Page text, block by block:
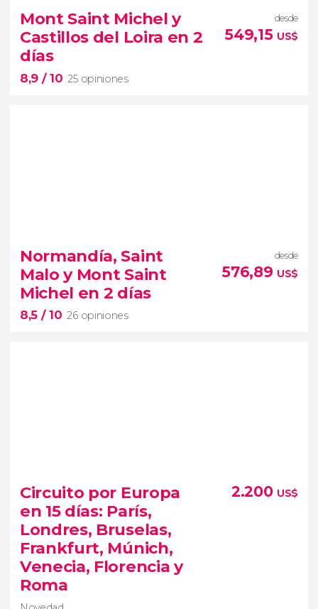
Monte Saint-Michel
Segunda Guerra Mundial
tour por Normandía y el valle del
Loira
Mont Saint Michel y
Castillos del Loira en 2
días
8,9 / 10 25 opiniones
desde
549,15 US$
la Edad Media y el Renacimiento
excursión
de 2 días
desde París
visitaremos el Mont Sant Michel y los Castillos del
Loira
Normandía, Saint
Malo y Mont Saint
Michel en 2 días
8,5 / 10 26 opiniones
desde
576,89 US$
26 opiniones
Dejaos seducir por los paisajes de Normandía en
este circuito de 2 días
Circuito por Europa
en 15 días: París,
Londres, Bruselas,
Frankfurt, Múnich,
Venecia, Florencia y
Roma
2.200 US$